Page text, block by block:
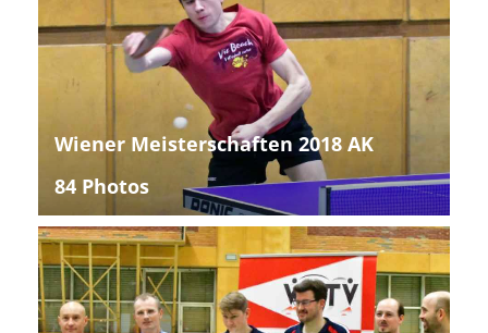
Wiener Meisterschaften 2018 AK
84 Photos